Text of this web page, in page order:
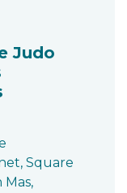
Judo
Square
Mas,